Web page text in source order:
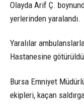
Olayda Arif Ç.
yerlerinden yaralandı.
Yaralılar
Hastanesine
Bursa Emniyet
ekipleri, kaçan